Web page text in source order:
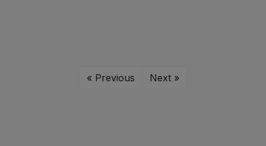
« Previous Next »